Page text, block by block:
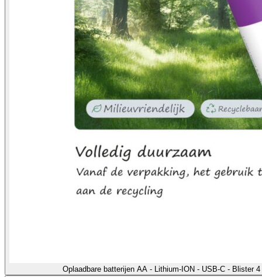
Oplaadbare batterijen AA - Lithium-ION - USB-C - Blister